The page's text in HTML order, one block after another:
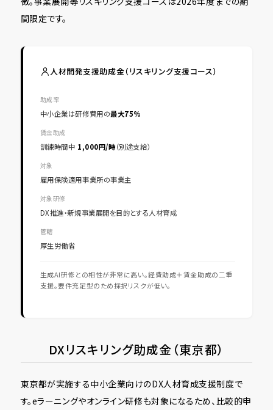
間限定です。
人材開発支援助成金（リスキリング支援コース）
助成率
中小企業は研修費用の最大75%
賃金助成
訓練時間中 1,000円/時（別途支給）
対象
雇用保険適用事業所の事業主
対象研修
DX推進・新規事業展開を目的とする人材育成
管轄
厚生労働省
生成AI研修との相性が非常に高い。経費助成＋賃金助成の二重
支援。要件充足型のため採択リスクが低い。
DXリスキリング助成金（東京都）
東京都が実施する中小企業向けのDX人材育成支援制度で
す。eラーニングやオンライン研修も対象になるため、比較的申